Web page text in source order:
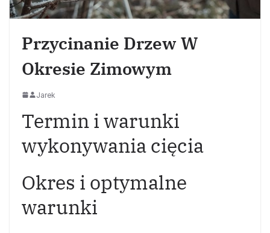
Przycinanie Drzew W
Okresie Zimowym
Jarek
Termin i warunki
wykonywania cięcia
Okres i optymalne
warunki